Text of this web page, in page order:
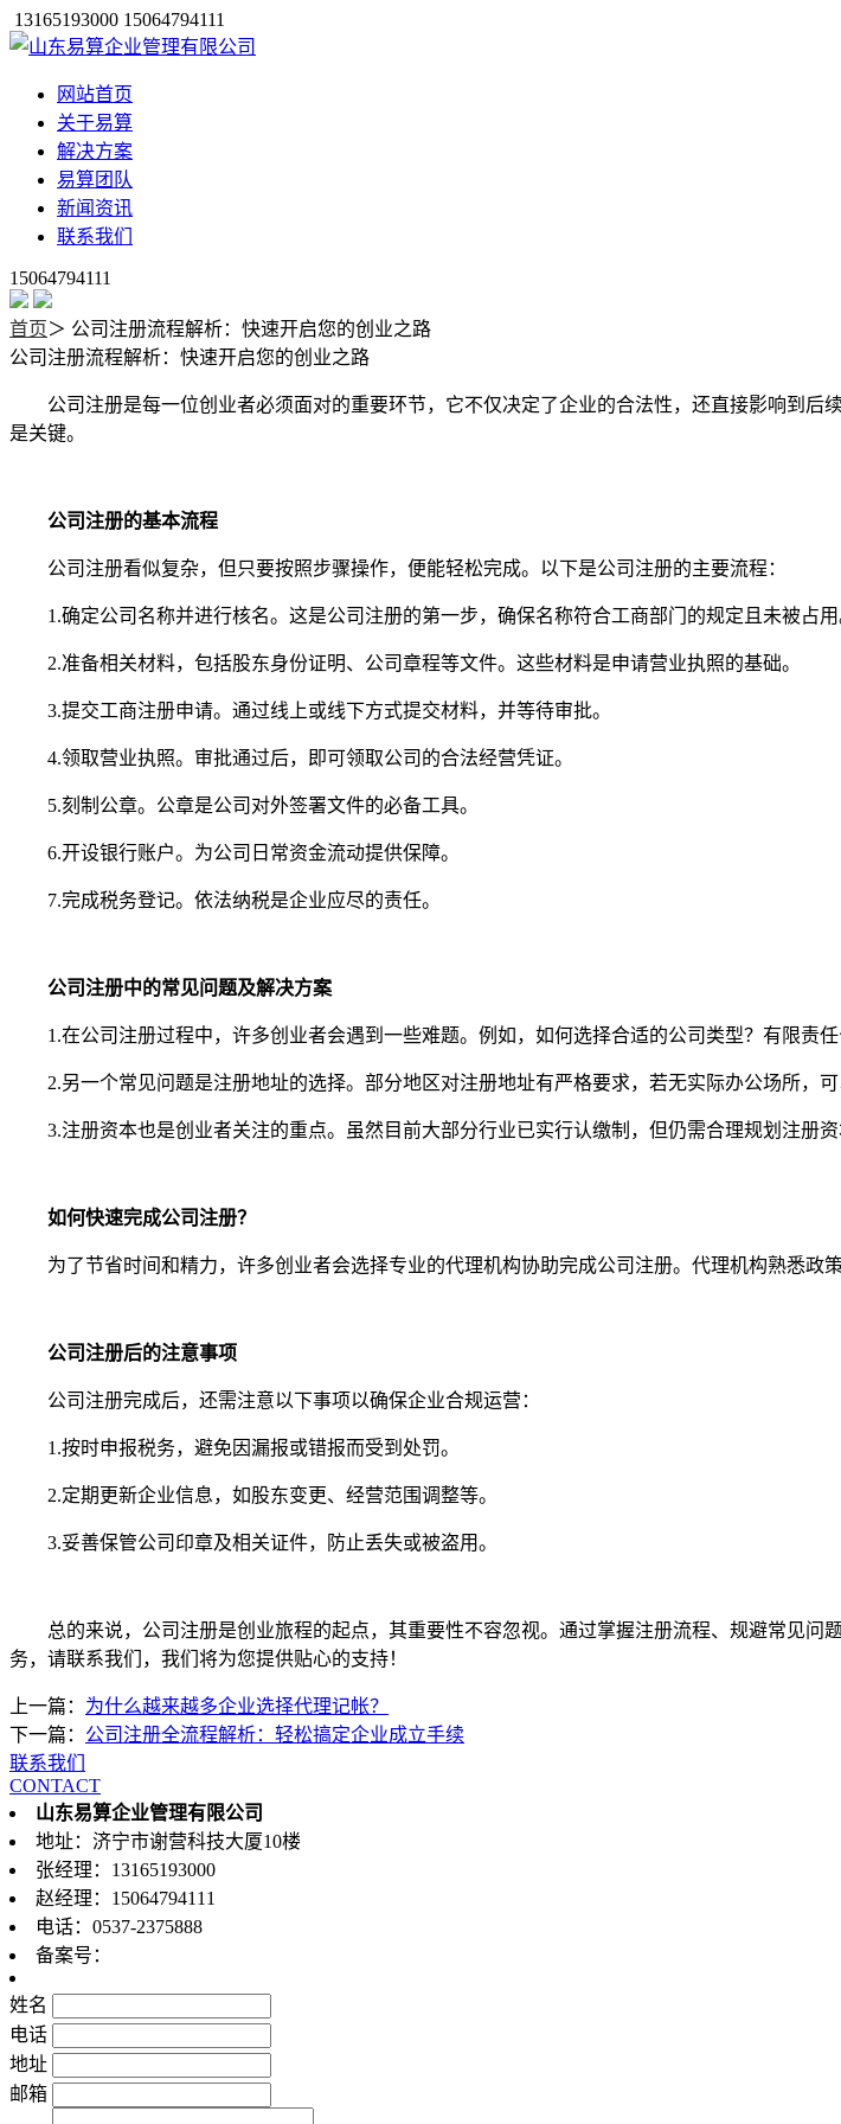
13165193000 15064794111
网站首页
关于易算
解决方案
易算团队
新闻资讯
联系我们
15064794111
首页＞ 公司注册流程解析：快速开启您的创业之路
公司注册流程解析：快速开启您的创业之路
公司注册是每一位创业者必须面对的重要环节，它不仅决定了企业的合法性，还直接影响到
是关键。
公司注册的基本流程
公司注册看似复杂，但只要按照步骤操作，便能轻松完成。以下是公司注册的主要流程：
1.确定公司名称并进行核名。这是公司注册的第一步，确保名称符合工商部门的规定且未被占用
2.准备相关材料，包括股东身份证明、公司章程等文件。这些材料是申请营业执照的基础。
3.提交工商注册申请。通过线上或线下方式提交材料，并等待审批。
4.领取营业执照。审批通过后，即可领取公司的合法经营凭证。
5.刻制公章。公章是公司对外签署文件的必备工具。
6.开设银行账户。为公司日常资金流动提供保障。
7.完成税务登记。依法纳税是企业应尽的责任。
公司注册中的常见问题及解决方案
1.在公司注册过程中，许多创业者会遇到一些难题。例如，如何选择合适的公司类型？有限责
2.另一个常见问题是注册地址的选择。部分地区对注册地址有严格要求，若无实际办公场所，可
3.注册资本也是创业者关注的重点。虽然目前大部分行业已实行认缴制，但仍需合理规划注册资
如何快速完成公司注册？
为了节省时间和精力，许多创业者会选择专业的代理机构协助完成公司注册。代理机构熟悉政
公司注册后的注意事项
公司注册完成后，还需注意以下事项以确保企业合规运营：
1.按时申报税务，避免因漏报或错报而受到处罚。
2.定期更新企业信息，如股东变更、经营范围调整等。
3.妥善保管公司印章及相关证件，防止丢失或被盗用。
总的来说，公司注册是创业旅程的起点，其重要性不容忽视。通过掌握注册流程、规避常见
务，请联系我们，我们将为您提供贴心的支持！
上一篇： 为什么越来越多企业选择代理记帐？
下一篇： 公司注册全流程解析：轻松搞定企业成立手续
联系我们
CONTACT
山东易算企业管理有限公司
地址：济宁市谢营科技大厦10楼
张经理：13165193000
赵经理：15064794111
电话：0537-2375888
备案号：
姓名
电话
地址
邮箱